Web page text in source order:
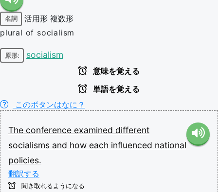
名詞 活用形 複数形
plural of socialism
原形: socialism
意味を覚える
単語を覚える
このボタンはなに？
The conference examined different
socialisms and how each influenced national
policies.
翻訳する
聞き取れるようになる